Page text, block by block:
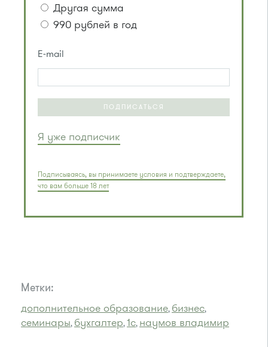
Другая сумма
990 рублей в год
E-mail
ПОДПИСАТЬСЯ
Я уже подписчик
Подписываясь, вы принимаете условия и подтверждаете,
что вам больше 18 лет
Метки:
дополнительное образование, бизнес,
семинары, бухгалтер,1с, наумов владимир